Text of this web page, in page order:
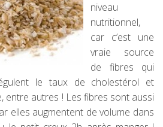
niveau
nutritionnel,
car c’est une
vraie source
de fibres qui
le taux de cholestérol et
entre autres ! Les fibres sont aussi
elles augmentent de volume dans